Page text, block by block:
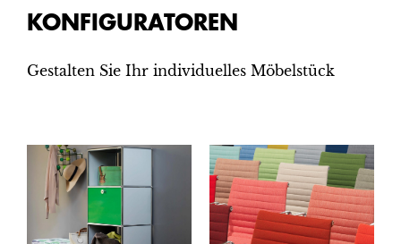
KONFIGURATOREN
Gestalten Sie Ihr individuelles Möbelstück